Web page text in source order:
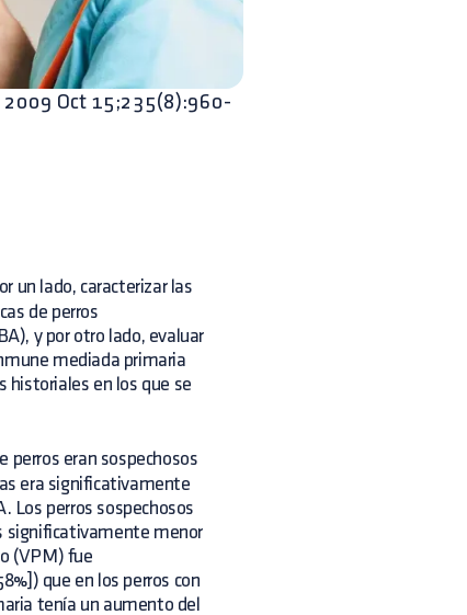
2009 Oct 15;235(8):960-
un lado, caracterizar las
de perros
y por otro lado, evaluar
mediada primaria
historiales en los que se
perros eran sospechosos
era significativamente
Los perros sospechosos
significativamente menor
(VPM) fue
que en los perros con
tenía un aumento del